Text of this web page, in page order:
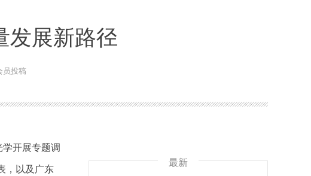
发展新路径
投稿
开展专题调
，以及广东
最新